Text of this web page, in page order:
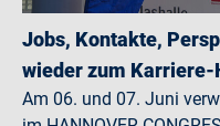
Jobs, Kontakte,
wieder zum Karriere-
Am 06. und 07. Juni